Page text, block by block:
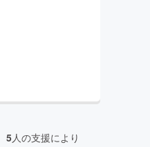
5人の支援により